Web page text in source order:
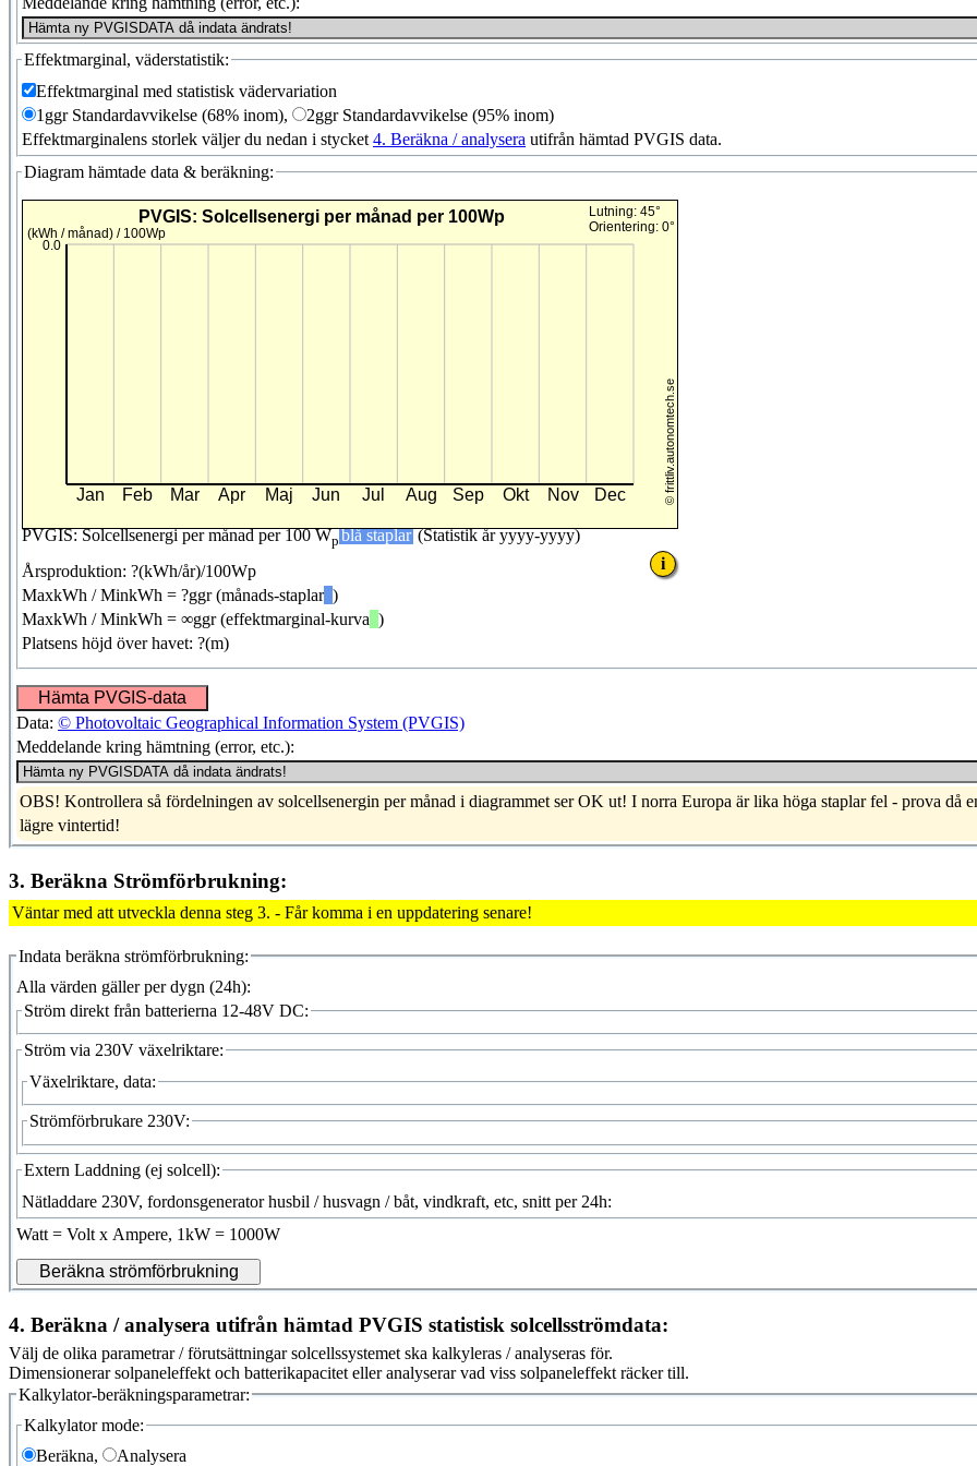
Effektmarginal, väderstatistik:
Effektmarginal med statistisk vädervariation
1ggr Standardavvikelse (68% inom),
2ggr Standardavvikelse (95% inom)
Effektmarginalens storlek väljer du nedan i stycket 4. Beräkna / analysera utifrån hämtad PVGIS data.
Diagram hämtade data & beräkning:
PVGIS: Solcellsenergi per månad per 100 Wp blå staplar(Statistik åryyyy-yyyy)
i
Årsproduktion: ?(kWh/år)/100Wp
MaxkWh / MinkWh = ?ggr (månads-staplar )
MaxkWh / MinkWh = ∞ggr (effektmarginal-kurva )
Platsens höjd över havet: ?(m)
Data: © Photovoltaic Geographical Information System (PVGIS)
Meddelande kring hämtning (error, etc.):
OBS! Kontrollera så fördelningen av solcellsenergin per månad i diagrammet ser OK ut! I norra Europa är lika höga staplar fel - prova då
lägre vintertid!
3. Beräkna Strömförbrukning:
Väntar med att utveckla denna steg 3. - Får komma i en uppdatering senare!
Indata beräkna strömförbrukning:
Alla värden gäller per dygn (24h):
Ström direkt från batterierna 12-48V DC:
Ström via 230V växelriktare:
Växelriktare, data:
Strömförbrukare 230V:
Extern Laddning (ej solcell):
Nätladdare 230V, fordonsgenerator husbil / husvagn / båt, vindkraft, etc, snitt per 24h:
Watt = Volt x Ampere, 1kW = 1000W
4. Beräkna / analysera utifrån hämtad PVGIS statistisk solcellsströmdata:
Välj de olika parametrar / förutsättningar solcellssystemet ska kalkyleras / analyseras för.
Dimensionerar solpaneleffekt och batterikapacitet eller analyserar vad viss solpaneleffekt räcker till.
Kalkylator-beräkningsparametrar:
Kalkylator mode:
Beräkna,
Analysera